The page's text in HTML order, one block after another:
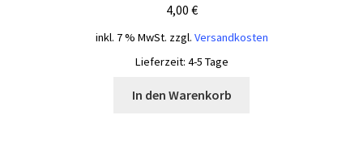
4,00 €
inkl. 7 % MwSt. zzgl. Versandkosten
Lieferzeit: 4-5 Tage
In den Warenkorb